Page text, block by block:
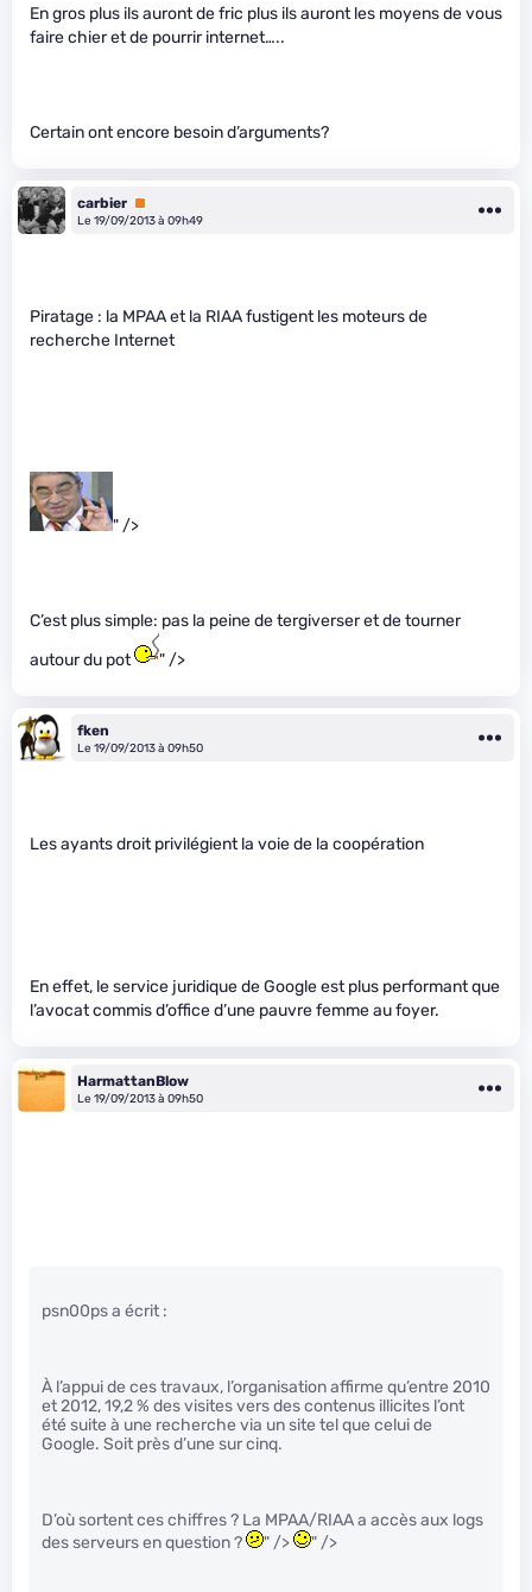
En gros plus ils auront de fric plus ils auront les moyens de vous
faire chier et de pourrir internet…..
Certain ont encore besoin d’arguments?
carbier Premium
Le 19/09/2013 à 09h49
Piratage : la MPAA et la RIAA fustigent les moteurs de
recherche Internet
" />
C’est plus simple: pas la peine de tergiverser et de tourner
autour du pot
" />
fken
Le 19/09/2013 à 09h50
Les ayants droit privilégient la voie de la coopération
En effet, le service juridique de Google est plus performant que
l’avocat commis d’office d’une pauvre femme au foyer.
HarmattanBlow
Le 19/09/2013 à 09h50
psn00ps a écrit :
À l’appui de ces travaux, l’organisation affirme qu’entre 2010
et 2012, 19,2 % des visites vers des contenus illicites l’ont
été suite à une recherche via un site tel que celui de
Google. Soit près d’une sur cinq.
D’où sortent ces chiffres ? La MPAA/RIAA a accès aux logs
des serveurs en question ?
" /> " />